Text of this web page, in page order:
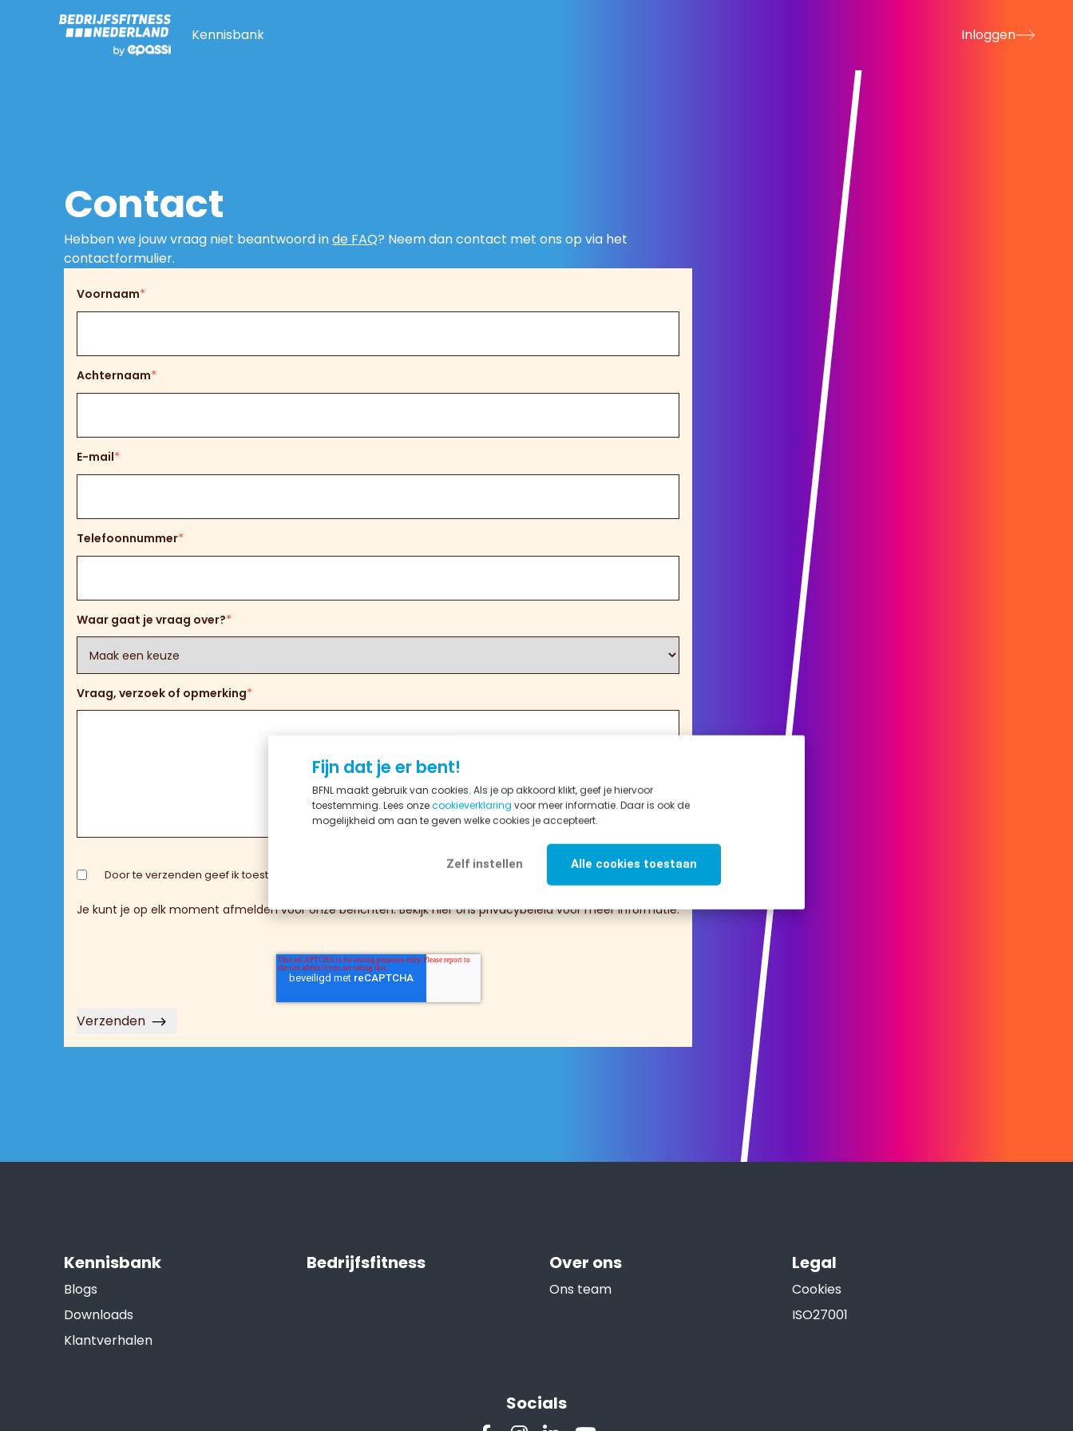
Fijn dat je er bent!
BFNL maakt gebruik van cookies. Als je op akkoord klikt, geef je hiervoor
toestemming. Lees onzecookieverklaring voor meer informatie. Daar is ook de
mogelijkheid om aan te geven welke cookies je accepteert.
Zelf instellen Alle cookies toestaan
Kennisbank Inloggen
Contact
Hebben we jouw vraag niet beantwoord inde FAQ? Neem dan contact met ons op via het
contactformulier.
Voornaam*
Achternaam*
E-mail*
Telefoonnummer*
Waar gaat je vraag over?*
Vraag, verzoek of opmerking*
Door te verzenden geef ik toestemming aan Bedrijfsfitness Nederland om mijn gegevens te verwerken.
Je kunt je op elk moment afmelden voor onze berichten. Bekijk hier onsprivacybeleidvoor meer informatie.
Kennisbank
Blogs
Downloads
Klantverhalen
Bedrijfsfitness Over ons
Ons team
Legal
Cookies
ISO27001
Socials